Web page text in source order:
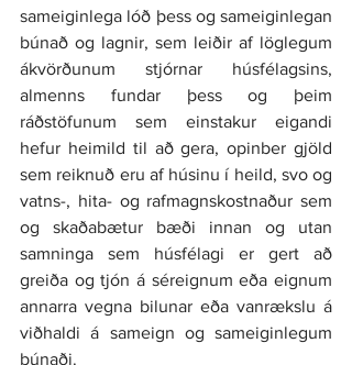
sameiginlega lóð þess og sameiginlegan
búnað og lagnir, sem leiðir af löglegum
ákvörðunum stjórnar húsfélagsins,
almenns fundar þess og þeim
ráðstöfunum sem einstakur eigandi
hefur heimild til að gera, opinber gjöld
sem reiknuð eru af húsinu í heild, svo og
vatns-, hita- og rafmagnskostnaður sem
og skaðabætur bæði innan og utan
samninga sem húsfélagi er gert að
greiða og tjón á séreignum eða eignum
annarra vegna bilunar eða vanrækslu á
viðhaldi á sameign og sameiginlegum
búnaði.